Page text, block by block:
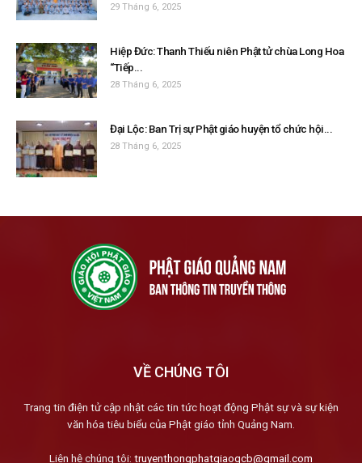
29 Tháng 6, 2025
Hiệp Đức: Thanh Thiếu niên Phật tử chùa Long Hoa
“Tiếp...
28 Tháng 6, 2025
Đại Lộc: Ban Trị sự Phật giáo huyện tổ chức hội...
28 Tháng 6, 2025
VỀ CHÚNG TÔI
Trang tin điện tử cập nhật các tin tức hoạt động Phật sự và sự kiện
văn hóa tiêu biểu của Phật giáo tỉnh Quảng Nam.
Liên hệ chúng tôi: truyenthongphatgiaoqcb@gmail.com